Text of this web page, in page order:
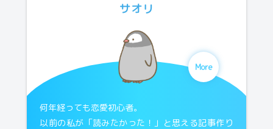
サオリ
何年経っても恋愛初心者。
以前の私が「読みたかった！」と思える記事作り
More